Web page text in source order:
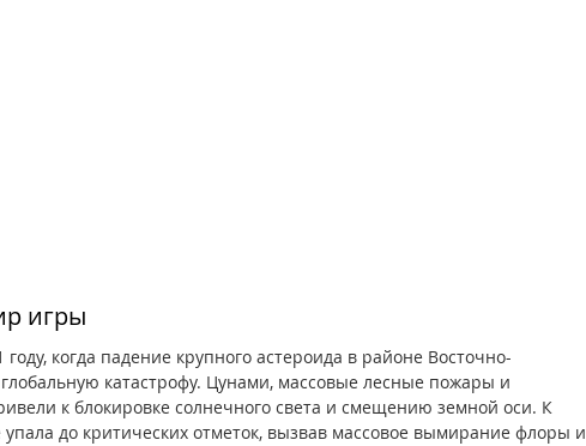
игры
когда падение крупного астероида в районе Восточно-
катастрофу. Цунами, массовые лесные пожары и
к блокировке солнечного света и смещению земной оси. К
упала до критических отметок, вызвав массовое вымирание флоры и